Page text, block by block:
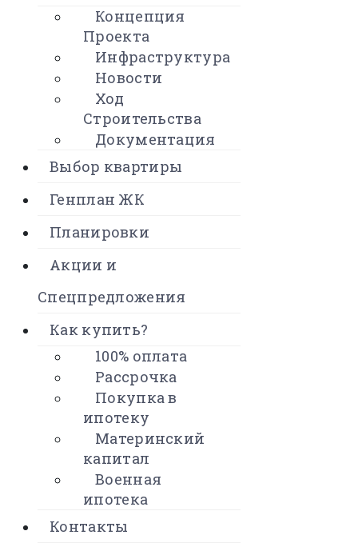
Концепция
Проекта
Инфраструктура
Новости
Ход
Строительства
Документация
Выбор квартиры
Генплан ЖК
Планировки
Акции и
Спецпредложения
Как купить?
100% оплата
Рассрочка
Покупка в
ипотеку
Материнский
капитал
Военная
ипотека
Контакты